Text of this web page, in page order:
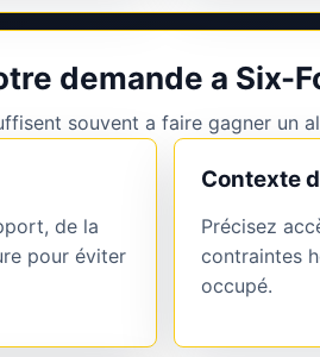
demande a Six-
souvent a faire gagner un
de la
pour éviter
Contexte
Précisez
contraintes
occupé.